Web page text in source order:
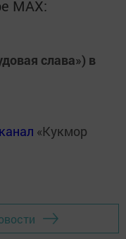
MАХ:
слава») в
«Кукмор